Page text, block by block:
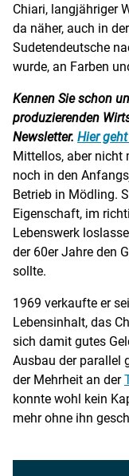
Chiari, langjähriger
da näher, auch in
Sudetendeutsche
wurde, an Farben
Kennen Sie schon
produzierenden
Newsletter. Hier
Mittellos, aber nicht
noch in den
Betrieb in Mödling.
Eigenschaft, im
Lebenswerk
der 60er Jahre den
sollte.
1969 verkaufte er
Lebensinhalt, das
sich damit gutes
Ausbau der parallel
der Mehrheit an der
konnte wohl kein
mehr ohne ihn